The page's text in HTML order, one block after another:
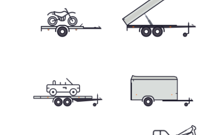
Přívěsy s koly pod ložnou plochou